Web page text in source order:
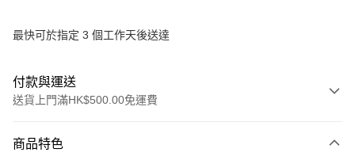
最快可於指定 3 個工作天後送達
付款與運送
送貨上門滿HK$500.00免運費
信用卡
商品特色